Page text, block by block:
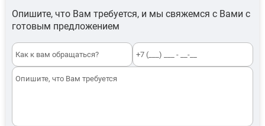
Опишите, что Вам требуется, и мы свяжемся с Вами с
готовым предложением